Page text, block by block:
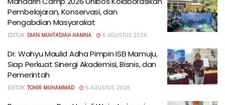
Pembelajaran, Konservasi, dan
Pengabdian Masyarakat
EDITOR: DIAN MUHTADIAH HAMNA 6 AGUSTUS 2026
Dr. Wahyu Maulid Adha Pimpin ISEI Mamuju,
Siap Perkuat Sinergi Akademisi, Bisnis, dan
Pemerintah
EDITOR: TOHIR MUHAMMAD 6 AGUSTUS 2026